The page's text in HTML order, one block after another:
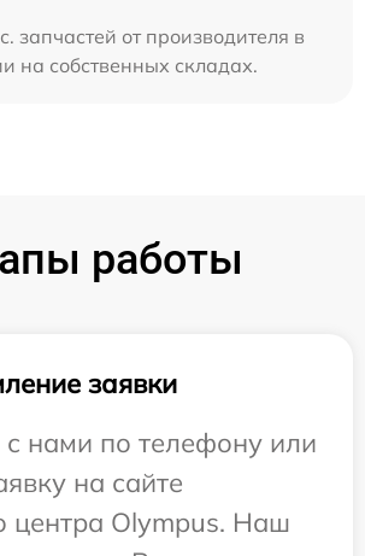
запчастей от производителя в
на собственных складах.
работы
заявки
нами по телефону или
на сайте
центра Olympus. Наш